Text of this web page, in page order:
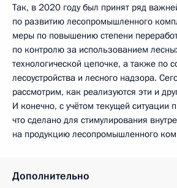
Так, в 2020 году был принят ряд
по развитию лесопромышленного
меры по повышению степени
по контролю за использованием
технологической цепочке, а также по
лесоустройства и лесного надзора.
рассмотрим, как реализуются эти и
И конечно, с учётом текущей ситуации
что сделано для стимулирования
на продукцию лесопромышленного
Дополнительно